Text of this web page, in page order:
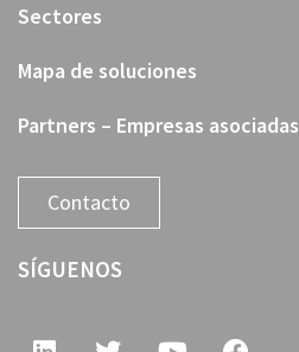
Sectores
Mapa de soluciones
Partners – Empresas asociadas
Contacto
SÍGUENOS